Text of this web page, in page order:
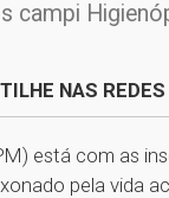
campi
NAS
está com as
pela vida